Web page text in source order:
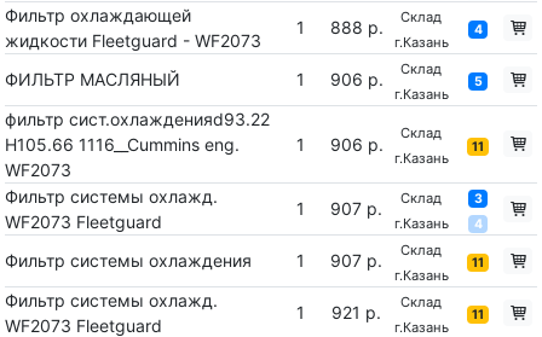
Фильтр охлаждающей
жидкости Fleetguard - WF2073
1 888 р.
Склад
г.Казань
4
ФИЛЬТР МАСЛЯНЫЙ 1 906 р.
Склад
г.Казань
5
фильтр сист.охлажденияd93.22
H105.66 1116__Cummins eng.
WF2073
1 906 р.
Склад
г.Казань
11
Фильтр системы охлажд.
WF2073 Fleetguard
1 907 р.
Склад
г.Казань
3
4
Фильтр системы охлаждения 1 907 р.
Склад
г.Казань
11
Фильтр системы охлажд.
WF2073 Fleetguard
1 921 р.
Склад
г.Казань
11